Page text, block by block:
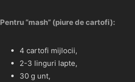
Pentru “mash” (piure de cartofi):
4 cartofi mijlocii,
2-3 linguri lapte,
30 g unt,